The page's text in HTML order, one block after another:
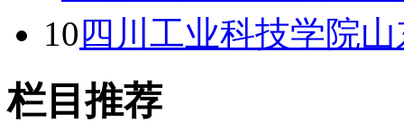
10四川工业科技学院
栏目推荐